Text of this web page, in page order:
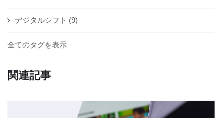
デジタルシフト (9)
全てのタグを表示
関連記事